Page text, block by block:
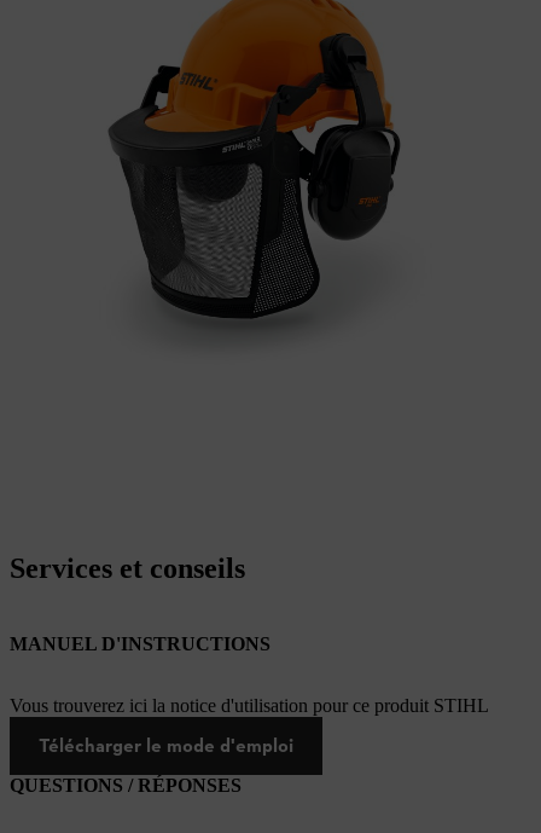
Services et conseils
MANUEL D'INSTRUCTIONS
Vous trouverez ici la notice d'utilisation pour ce produit STIHL
Télécharger le mode d'emploi
QUESTIONS / RÉPONSES